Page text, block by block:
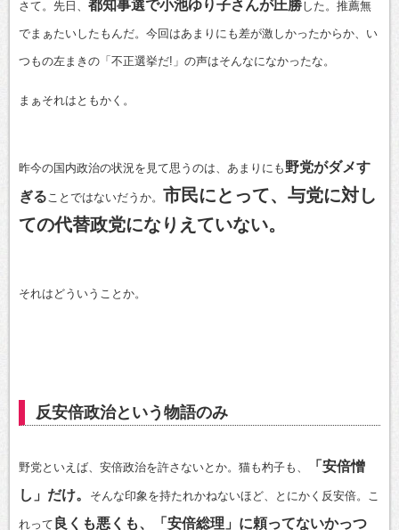
さて。先日、 都知事選で小池ゆり子さんが圧勝した。推薦無
でまぁたいしたもんだ。今回はあまりにも差が激しかったからか、い
つもの左まきの「不正選挙だ!」の声はそんなになかったな。
まぁそれはともかく。
昨今の国内政治の状況を見て思うのは、あまりにも 野党がダメす
ぎることではないだうか。 市民にとって、与党に対し
ての代替政党になりえていない。
それはどういうことか。
反安倍政治という物語のみ
野党といえば、安倍政治を許さないとか。猫も杓子も、
「安倍憎
し」だけ。
そんな印象を持たれかねないほど、とにかく反安倍。こ
れって 良くも悪くも、「安倍総理」に頼ってないかっつ